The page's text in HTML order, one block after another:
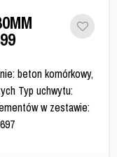
beton komórkowy,
Typ uchwytu:
w zestawie: